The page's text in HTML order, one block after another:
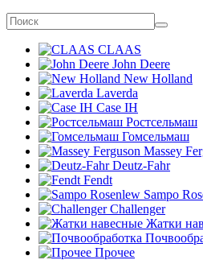
CLAAS
John Deere
New Holland
Laverda
Case IH
Ростсельмаш
Гомсельмаш
Massey
Deutz-Fahr
Fendt
Sampo
Challenger
Жатки
Прочее